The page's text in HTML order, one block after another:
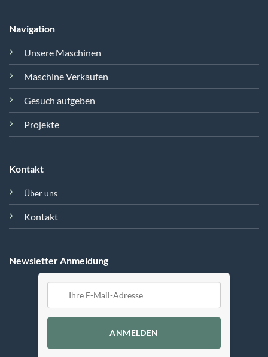
Navigation
Unsere Maschinen
Maschine Verkaufen
Gesuch aufgeben
Projekte
Kontakt
Über uns
Kontakt
Newsletter Anmeldung
ANMELDEN